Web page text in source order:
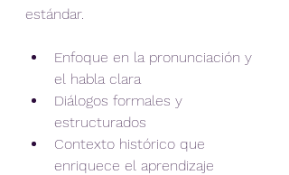
estándar.
Enfoque en la pronunciación y
el habla clara
Diálogos formales y
estructurados
Contexto histórico que
enriquece el aprendizaje